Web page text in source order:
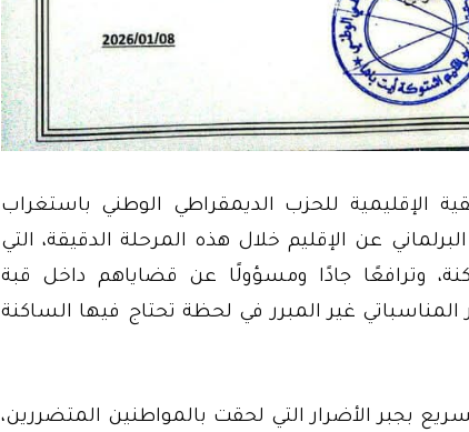
الإقليمية للحزب الديمقراطي الوطني باستغراب
عن الإقليم خلال هذه المرحلة الدقيقة، التي
وترافعًا جادًا ومسؤولًا عن قضاياهم داخل قبة
المناسباتي غير المبرر في لحظة تحتاج فيها الساكنة
بجبر الأضرار التي لحقت بالمواطنين المتضررين،